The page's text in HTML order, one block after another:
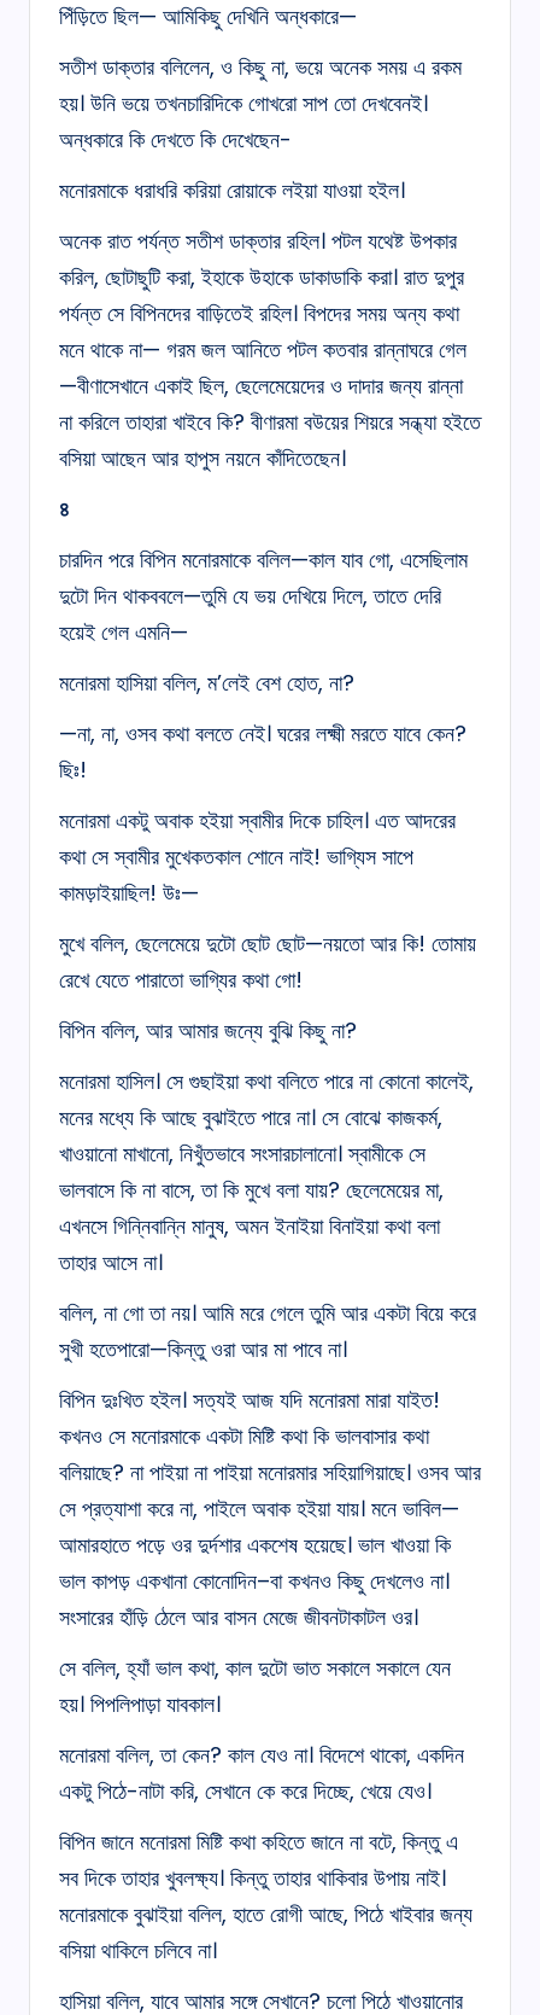
পিঁড়িতে ছিল— আমিকিছু দেখিনি অন্ধকারে—
সতীশ ডাক্তার বলিলেন, ও কিছু না, ভয়ে অনেক সময় এ রকম
হয়। উনি ভয়ে তখনচারিদিকে গোখরো সাপ তো দেখবেনই।
অন্ধকারে কি দেখতে কি দেখেছেন-
মনোরমাকে ধরাধরি করিয়া রোয়াকে লইয়া যাওয়া হইল।
অনেক রাত পর্যন্ত সতীশ ডাক্তার রহিল। পটল যথেষ্ট উপকার
করিল, ছোটাছুটি করা, ইহাকে উহাকে ডাকাডাকি করা। রাত দুপুর
পর্যন্ত সে বিপিনদের বাড়িতেই রহিল। বিপদের সময় অন্য কথা
মনে থাকে না— গরম জল আনিতে পটল কতবার রান্নাঘরে গেল
—বীণাসেখানে একাই ছিল, ছেলেমেয়েদের ও দাদার জন্য রান্না
না করিলে তাহারা খাইবে কি? বীণারমা বউয়ের শিয়রে সন্ধ্যা হইতে
বসিয়া আছেন আর হাপুস নয়নে কাঁদিতেছেন।
৪
চারদিন পরে বিপিন মনোরমাকে বলিল—কাল যাব গো, এসেছিলাম
দুটো দিন থাকববলে—তুমি যে ভয় দেখিয়ে দিলে, তাতে দেরি
হয়েই গেল এমনি—
মনোরমা হাসিয়া বলিল, ম’লেই বেশ হোত, না?
—না, না, ওসব কথা বলতে নেই। ঘরের লক্ষ্মী মরতে যাবে কেন?
ছিঃ!
মনোরমা একটু অবাক হইয়া স্বামীর দিকে চাহিল। এত আদরের
কথা সে স্বামীর মুখেকতকাল শোনে নাই! ভাগ্যিস সাপে
কামড়াইয়াছিল! উঃ—
মুখে বলিল, ছেলেমেয়ে দুটো ছোট ছোট—নয়তো আর কি! তোমায়
রেখে যেতে পারাতো ভাগ্যির কথা গো!
বিপিন বলিল, আর আমার জন্যে বুঝি কিছু না?
মনোরমা হাসিল। সে গুছাইয়া কথা বলিতে পারে না কোনো কালেই,
মনের মধ্যে কি আছে বুঝাইতে পারে না। সে বোঝে কাজকর্ম,
খাওয়ানো মাখানো, নিখুঁতভাবে সংসারচালানো। স্বামীকে সে
ভালবাসে কি না বাসে, তা কি মুখে বলা যায়? ছেলেমেয়ের মা,
এখনসে গিন্নিবান্নি মানুষ, অমন ইনাইয়া বিনাইয়া কথা বলা
তাহার আসে না।
বলিল, না গো তা নয়। আমি মরে গেলে তুমি আর একটা বিয়ে করে
সুখী হতেপারো—কিন্তু ওরা আর মা পাবে না।
বিপিন দুঃখিত হইল। সত্যই আজ যদি মনোরমা মারা যাইত!
কখনও সে মনোরমাকে একটা মিষ্টি কথা কি ভালবাসার কথা
বলিয়াছে? না পাইয়া না পাইয়া মনোরমার সহিয়াগিয়াছে। ওসব আর
সে প্রত্যাশা করে না, পাইলে অবাক হইয়া যায়। মনে ভাবিল—
আমারহাতে পড়ে ওর দুর্দশার একশেষ হয়েছে। ভাল খাওয়া কি
ভাল কাপড় একখানা কোনোদিন–বা কখনও কিছু দেখলেও না।
সংসারের হাঁড়ি ঠেলে আর বাসন মেজে জীবনটাকাটল ওর।
সে বলিল, হ্যাঁ ভাল কথা, কাল দুটো ভাত সকালে সকালে যেন
হয়। পিপলিপাড়া যাবকাল।
মনোরমা বলিল, তা কেন? কাল যেও না। বিদেশে থাকো, একদিন
একটু পিঠে-নাটা করি, সেখানে কে করে দিচ্ছে, খেয়ে যেও।
বিপিন জানে মনোরমা মিষ্টি কথা কহিতে জানে না বটে, কিন্তু এ
সব দিকে তাহার খুবলক্ষ্য। কিন্তু তাহার থাকিবার উপায় নাই।
মনোরমাকে বুঝাইয়া বলিল, হাতে রোগী আছে, পিঠে খাইবার জন্য
বসিয়া থাকিলে চলিবে না।
হাসিয়া বলিল, যাবে আমার সঙ্গে সেখানে? চলো পিঠে খাওয়ানোর